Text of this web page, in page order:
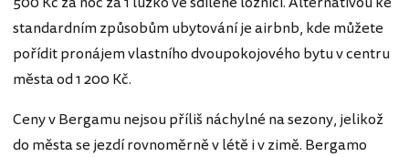
standardním způsobům ubytování je airbnb, kde můžete
pořídit pronájem vlastního dvoupokojového bytu v centru
města od 1 200 Kč.
Ceny v Bergamu nejsou příliš náchylné na sezony, jelikož
do města se jezdí rovnoměrně v létě i v zimě. Bergamo